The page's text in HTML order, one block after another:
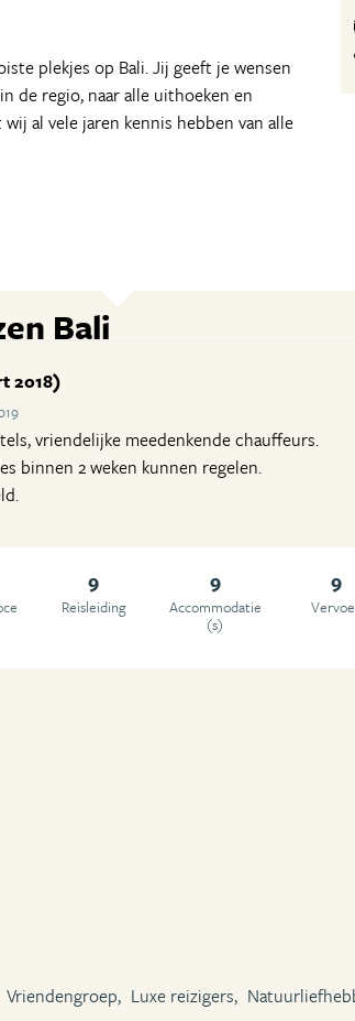
plekjes op Bali. Jij geeft je wensen
de regio, naar alle uithoeken en
al vele jaren kennis hebben van alle
Bali
2018)
vriendelijke meedenkende chauffeurs.
binnen 2 weken kunnen regelen.
9
Reisleiding
9
Accommodatie
(s)
9
Vriendengroep, Luxe reizigers,